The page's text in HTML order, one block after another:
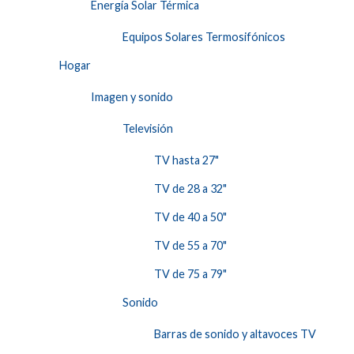
Energía Solar Térmica
Equipos Solares Termosifónicos
Hogar
Imagen y sonido
Televisión
TV hasta 27"
TV de 28 a 32"
TV de 40 a 50"
TV de 55 a 70"
TV de 75 a 79"
Sonido
Barras de sonido y altavoces TV